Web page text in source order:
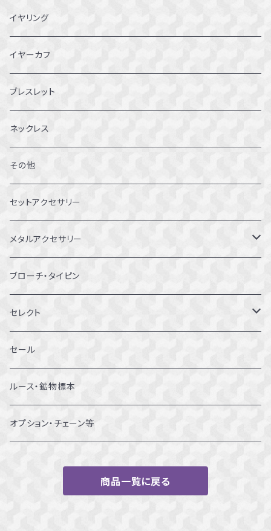
3~3.5号
4～4.5号
5～5.5号
6～6.5号
7～7.5号
8～8.5号
9～9.5号
10～10.5号
11～11.5号
12～12.5号
13～13.5号
14～14.5号
イヤリング
イヤーカフ
ブレスレット
ネックレス
その他
セットアクセサリー
メタルアクセサリー
ピアス
リング
ブローチ・タイピン
セレクト
ブレスレット
セール
ルース・鉱物標本
オプション・チェーン等
商品一覧に戻る